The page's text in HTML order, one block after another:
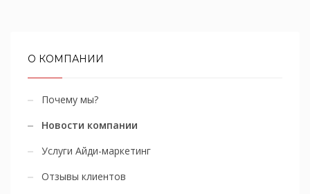
О КОМПАНИИ
Почему мы?
Новости компании
Услуги Айди-маркетинг
Отзывы клиентов